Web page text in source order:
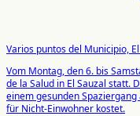
Varios puntos del Municipio,
Vom Montag, den 6. bis
de la Salud in El Sauzal statt.
einem gesunden
für Nicht-Einwohner kostet.